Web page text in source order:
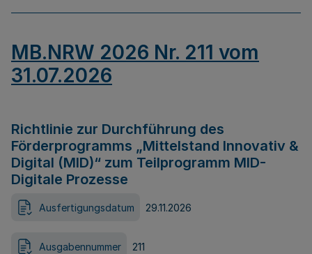
MB.NRW 2026 Nr. 211 vom
31.07.2026
Richtlinie zur Durchführung des
Förderprogramms „Mittelstand Innovativ &
Digital (MID)“ zum Teilprogramm MID-
Digitale Prozesse
Ausfertigungsdatum 29.11.2026
Ausgabennummer 211